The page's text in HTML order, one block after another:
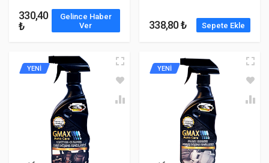
330,40
₺
Gelince Haber
Ver
338,80 ₺ Sepete Ekle
YENİ YENİ